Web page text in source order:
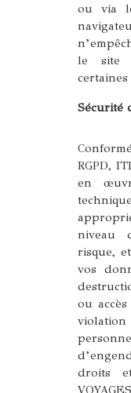
ou via
le site
Sécurité
RGPD,
en
niveau
risque,
vos
ou
violation
droits